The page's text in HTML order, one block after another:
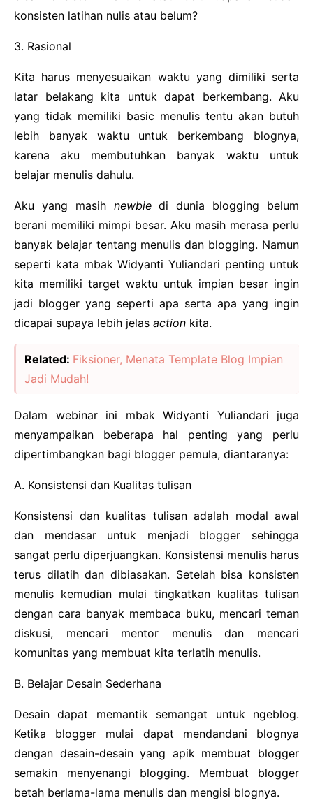
konsisten latihan nulis atau belum?
3. Rasional
Kita harus menyesuaikan waktu yang dimiliki serta
latar belakang kita untuk dapat berkembang. Aku
yang tidak memiliki basic menulis tentu akan butuh
lebih banyak waktu untuk berkembang blognya,
karena aku membutuhkan banyak waktu untuk
belajar menulis dahulu.
Aku yang masih newbiedi dunia blogging belum
berani memiliki mimpi besar. Aku masih merasa perlu
banyak belajar tentang menulis dan blogging. Namun
seperti kata mbak Widyanti Yuliandari penting untuk
kita memiliki target waktu untuk impian besar ingin
jadi blogger yang seperti apa serta apa yang ingin
dicapai supaya lebih jelas action kita.
Related: Fiksioner, Menata Template Blog Impian
Jadi Mudah!
Dalam webinar ini mbak Widyanti Yuliandari juga
menyampaikan beberapa hal penting yang perlu
dipertimbangkan bagi blogger pemula, diantaranya:
A. Konsistensi dan Kualitas tulisan
Konsistensi dan kualitas tulisan adalah modal awal
dan mendasar untuk menjadi blogger sehingga
sangat perlu diperjuangkan. Konsistensi menulis harus
terus dilatih dan dibiasakan. Setelah bisa konsisten
menulis kemudian mulai tingkatkan kualitas tulisan
dengan cara banyak membaca buku, mencari teman
diskusi, mencari mentor menulis dan mencari
komunitas yang membuat kita terlatih menulis.
B. Belajar Desain Sederhana
Desain dapat memantik semangat untuk ngeblog.
Ketika blogger mulai dapat mendandani blognya
dengan desain-desain yang apik membuat blogger
semakin menyenangi blogging. Membuat blogger
betah berlama-lama menulis dan mengisi blognya.